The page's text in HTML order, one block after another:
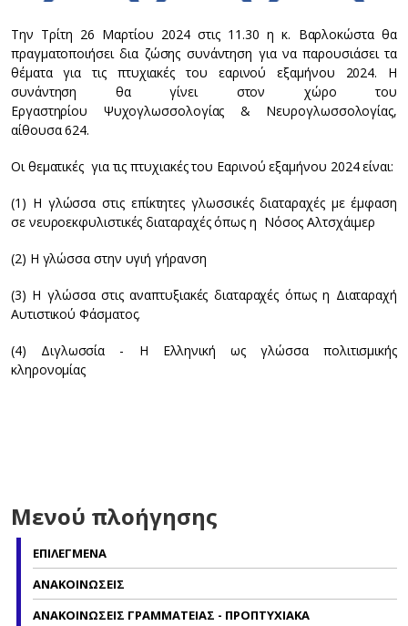
Την Τρίτη 26 Μαρτίου 2024 στις 11.30 η κ. Βαρλοκώστα θα
πραγματοποιήσει δια ζώσης συνάντηση για να παρουσιάσει τα
θέματα για τις πτυχιακές του εαρινού εξαμήνου 2024. Η
συνάντηση θα γίνει στον χώρο του
Εργαστηρίου Ψυχογλωσσολογίας & Νευρογλωσσολογίας,
αίθουσα 624.
Οι θεματικές για τις πτυχιακές του Εαρινού εξαμήνου 2024 είναι:
(1) Η γλώσσα στις επίκτητες γλωσσικές διαταραχές με έμφαση
σε νευροεκφυλιστικές διαταραχές όπως η Νόσος Αλτσχάιμερ
(2) Η γλώσσα στην υγιή γήρανση
(3) Η γλώσσα στις αναπτυξιακές διαταραχές όπως η Διαταραχή
Αυτιστικού Φάσματος.
(4) Διγλωσσία - Η Ελληνική ως γλώσσα πολιτισμικής
κληρονομίας
Μενού πλοήγησης
ΕΠΙΛΕΓΜΕΝΑ
ΑΝΑΚΟΙΝΩΣΕΙΣ
ΑΝΑΚΟΙΝΩΣΕΙΣ ΓΡΑΜΜΑΤΕΙΑΣ - ΠΡΟΠΤΥΧΙΑΚΑ